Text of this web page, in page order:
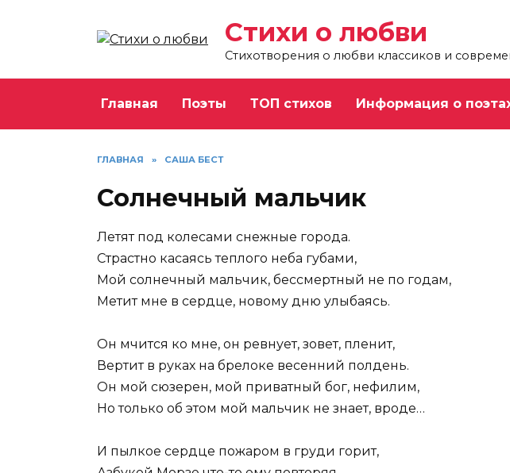
Стихи о любви
Стихотворения о любви классиков и
Главная Поэты ТОП стихов Информация о
ГЛАВНАЯ » САША БЕСТ
Солнечный мальчик
Летят под колесами снежные города.
Страстно касаясь теплого неба губами,
Мой солнечный мальчик, бессмертный не по годам,
Метит мне в сердце, новому дню улыбаясь.
Он мчится ко мне, он ревнует, зовет, пленит,
Вертит в руках на брелоке весенний полдень.
Он мой сюзерен, мой приватный бог, нефилим,
Но только об этом мой мальчик не знает, вроде…
И пылкое сердце пожаром в груди горит,